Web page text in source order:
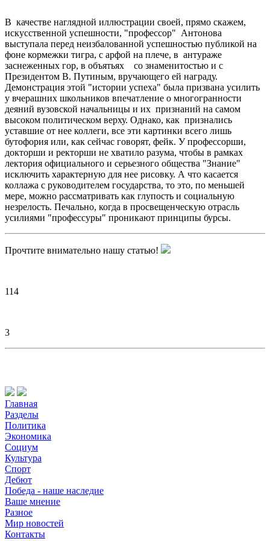
В качестве наглядной иллюстрации своей, прямо скажем,
искусственной успешности, "профессор" Антонова
выступала перед неизбалованной успешностью публикой на
фоне кормежки тигра, с арфой на плече, в антураже
заснеженных гор, в объятьях со знаменитостью и с
Президентом В. Путиным, вручающего ей награду.
Демонстрация этой "истории успеха" была призвана усилить
у вчерашних школьников впечатление о многогранности
деяний вузовской начальницы и их признаний на самом
высоком политическом верху. Однако, как признались
уставшие от нее коллеги, все эти картинки всего лишь
бутофория или, как сейчас говорят, фейк. У профессорши,
докторши и ректорши не хватило разума, чтобы в рамках
лектория официального и серьезного общества "Знание"
исключить характерную для нее рисовку. А что касается
коллажа с руководителем государства, то это, по меньшей
мере, можно рассматривать как глупость и социальную
незрелость. Печально, когда в просвещенческую отрасль
усилиями "профессуры" проникают принципы бурсы.
Прочтите внимательно нашу статью!
114
3
Главная
Разделы
Политика
Экономика
Социум
Культура
Спорт
Дебют
Победа - наше наследие
Ваше мнение
Разное
Мир новостей
Контакты